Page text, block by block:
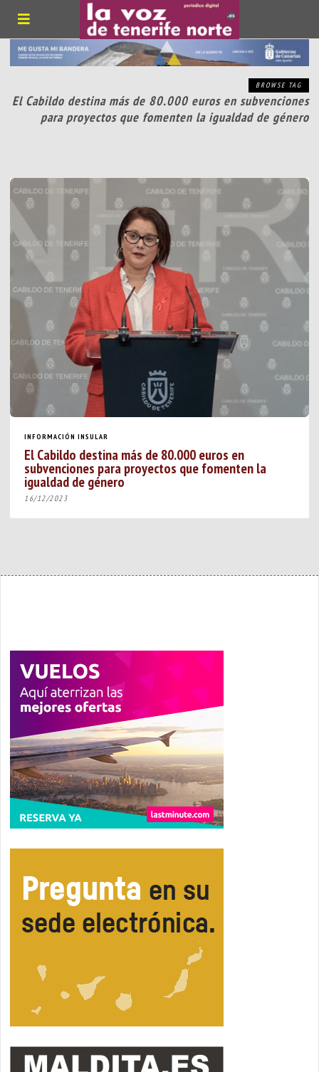
BROWSE TAG
El Cabildo destina más de 80.000 euros en subvenciones
para proyectos que fomenten la igualdad de género
INFORMACIÓN INSULAR
El Cabildo destina más de 80.000 euros en
subvenciones para proyectos que fomenten la
igualdad de género
16/12/2023